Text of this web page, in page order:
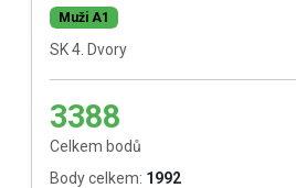
Muži A1
SK 4. Dvory
3388
Celkem bodů
Body celkem: 1992